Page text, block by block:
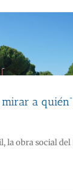
a
la obra social del